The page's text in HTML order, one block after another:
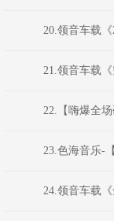
根烟车载串烧V2》 DJ
20.领音车载
NO.8】弹跳重低音》
21.领音车载
律】》颍上DJ虹君
22.【嗨爆全场
23.色海音乐-
24.领音车载